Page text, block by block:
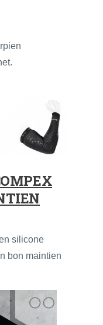
silicone
bon maintien